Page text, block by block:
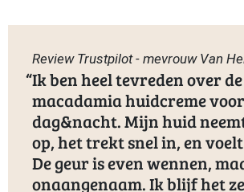
Review Trustpilot - mevrouw Van
Ik ben heel tevreden over de
macadamia huidcreme voor
dag&nacht. Mijn huid
op, het trekt snel in, en
De geur is even wennen,
onaangenaam. Ik blijf het